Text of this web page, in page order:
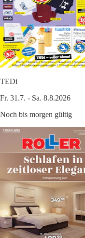
TEDi
Fr. 31.7. - Sa. 8.8.2026
Noch bis morgen gültig